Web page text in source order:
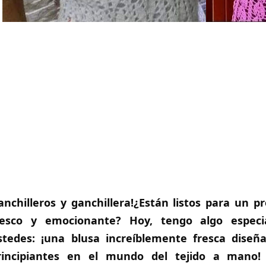
y ganchillera!¿Están listos para un
y emocionante? Hoy, tengo algo
¡una blusa increíblemente fresca
en el mundo del tejido a